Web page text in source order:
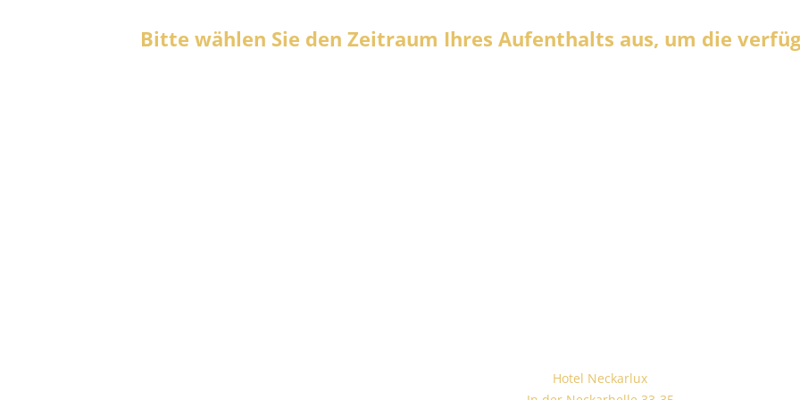
Bitte wählen Sie den Zeitraum Ihres Aufenthalts aus, um die
Hotel Neckarlux